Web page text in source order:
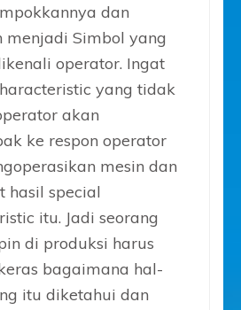
dan
menjadi Simbol yang
operator. Ingat
yang tidak
akan
ke respon operator
mesin dan
hasil special
itu. Jadi seorang
di produksi harus
bagaimana hal-
itu diketahui dan